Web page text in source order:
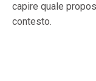
capire quale
contesto.